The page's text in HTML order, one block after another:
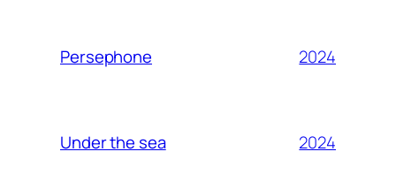
Persephone 2024
Under the sea 2024